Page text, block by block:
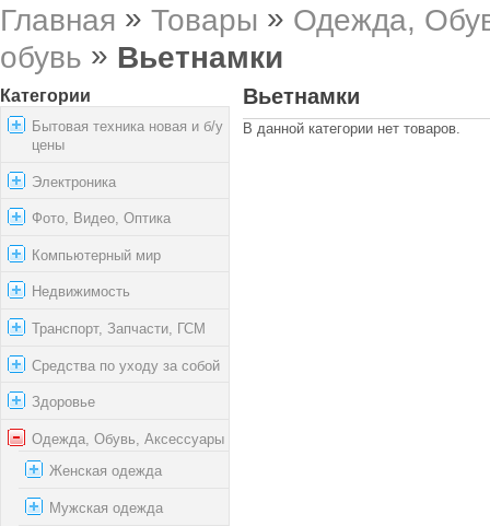
Главная » Товары » Одежда,
обувь » Вьетнамки
Категории
Бытовая техника новая и б/у
цены
Электроника
Фото, Видео, Оптика
Компьютерный мир
Недвижимость
Транспорт, Запчасти, ГСМ
Средства по уходу за собой
Здоровье
Одежда, Обувь, Аксессуары
Женская одежда
Мужская одежда
Вьетнамки
В данной категории нет товаров.